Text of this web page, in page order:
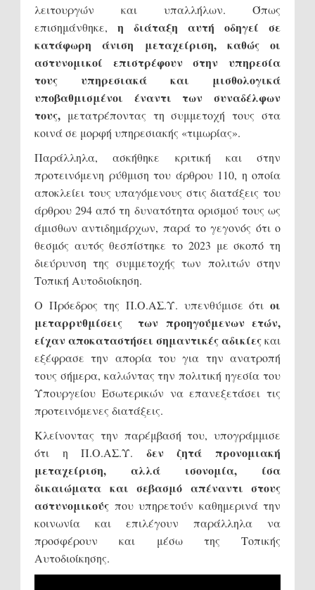
λειτουργών και υπαλλήλων. Όπως
επισημάνθηκε, η διάταξη αυτή οδηγεί σε
κατάφωρη άνιση μεταχείριση, καθώς οι
αστυνομικοί επιστρέφουν στην υπηρεσία
τους υπηρεσιακά και μισθολογικά
υποβαθμισμένοι έναντι των συναδέλφων
τους, μετατρέποντας τη συμμετοχή τους στα
κοινά σε μορφή υπηρεσιακής «τιμωρίας».
Παράλληλα, ασκήθηκε κριτική και στην
προτεινόμενη ρύθμιση του άρθρου 110, η οποία
αποκλείει τους υπαγόμενους στις διατάξεις του
άρθρου 294 από τη δυνατότητα ορισμού τους ως
άμισθων αντιδημάρχων, παρά το γεγονός ότι ο
θεσμός αυτός θεσπίστηκε το 2023 με σκοπό τη
διεύρυνση της συμμετοχής των πολιτών στην
Τοπική Αυτοδιοίκηση.
Ο Πρόεδρος της Π.Ο.ΑΣ.Υ. υπενθύμισε ότι οι
μεταρρυθμίσεις των προηγούμενων ετών,
είχαν αποκαταστήσει σημαντικές αδικίεςκαι
εξέφρασε την απορία του για την ανατροπή
τους σήμερα, καλώντας την πολιτική ηγεσία του
Υπουργείου Εσωτερικών να επανεξετάσει τις
προτεινόμενες διατάξεις.
Κλείνοντας την παρέμβασή του, υπογράμμισε
ότι η Π.Ο.ΑΣ.Υ. δεν ζητά προνομιακή
μεταχείριση, αλλά ισονομία, ίσα
δικαιώματα και σεβασμό απέναντι στους
αστυνομικούς που υπηρετούν καθημερινά την
κοινωνία και επιλέγουν παράλληλα να
προσφέρουν και μέσω της Τοπικής
Αυτοδιοίκησης.